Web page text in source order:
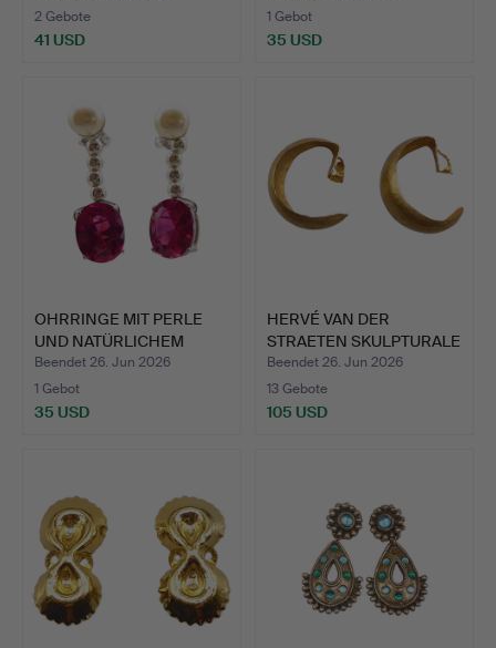
2 Gebote
41 USD
1 Gebot
35 USD
OHRRINGE MIT PERLE
UND NATÜRLICHEM
RUBIN.
Beendet 26. Jun 2026
1 Gebot
35 USD
HERVÉ VAN DER
STRAETEN SKULPTURALE
OHRCLIP…
Beendet 26. Jun 2026
13 Gebote
105 USD